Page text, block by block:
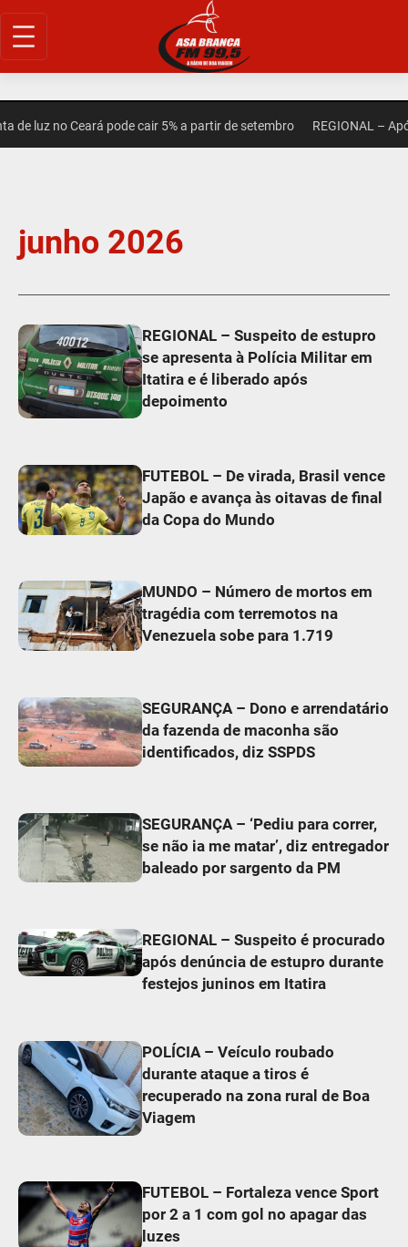
de luz no Ceará pode cair 5% a partir de setembro REGIONAL –
junho 2026
REGIONAL – Suspeito de estupro
se apresenta à Polícia Militar em
Itatira e é liberado após
depoimento
FUTEBOL – De virada, Brasil vence
Japão e avança às oitavas de final
da Copa do Mundo
MUNDO – Número de mortos em
tragédia com terremotos na
Venezuela sobe para 1.719
SEGURANÇA – Dono e arrendatário
da fazenda de maconha são
identificados, diz SSPDS
SEGURANÇA – ‘Pediu para correr,
se não ia me matar’, diz entregador
baleado por sargento da PM
REGIONAL – Suspeito é procurado
após denúncia de estupro durante
festejos juninos em Itatira
POLÍCIA – Veículo roubado
durante ataque a tiros é
recuperado na zona rural de Boa
Viagem
FUTEBOL – Fortaleza vence Sport
por 2 a 1 com gol no apagar das
luzes